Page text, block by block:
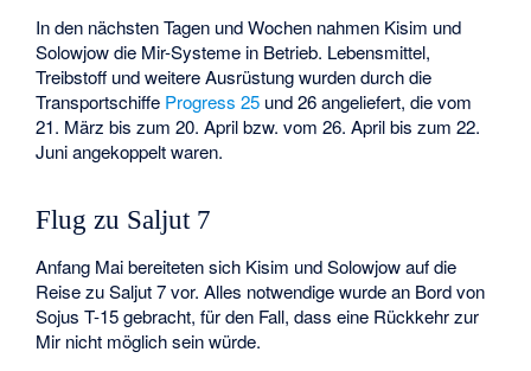
In den nächsten Tagen und Wochen nahmen Kisim und
Solowjow die Mir-Systeme in Betrieb. Lebensmittel,
Treibstoff und weitere Ausrüstung wurden durch die
Transportschiffe Progress 25 und 26 angeliefert, die vom
21. März bis zum 20. April bzw. vom 26. April bis zum 22.
Juni angekoppelt waren.
Flug zu Saljut 7
Anfang Mai bereiteten sich Kisim und Solowjow auf die
Reise zu Saljut 7 vor. Alles notwendige wurde an Bord von
Sojus T-15 gebracht, für den Fall, dass eine Rückkehr zur
Mir nicht möglich sein würde.